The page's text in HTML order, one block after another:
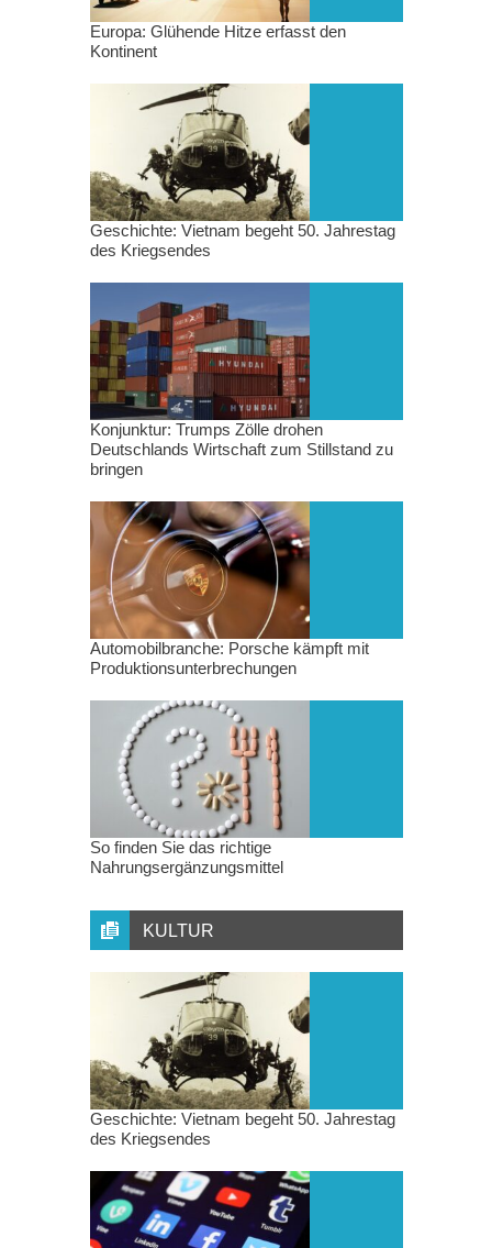
Europa: Glühende Hitze erfasst den
Kontinent
Geschichte: Vietnam begeht 50. Jahrestag
des Kriegsendes
Konjunktur: Trumps Zölle drohen
Deutschlands Wirtschaft zum Stillstand zu
bringen
Automobilbranche: Porsche kämpft mit
Produktionsunterbrechungen
So finden Sie das richtige
Nahrungsergänzungsmittel
KULTUR
Geschichte: Vietnam begeht 50. Jahrestag
des Kriegsendes